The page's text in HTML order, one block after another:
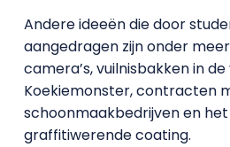
Andere ideeën die door
aangedragen zijn onder
camera’s, vuilnisbakken in
Koekiemonster, contracten
schoonmaakbedrijven en
graffitiwerende coating.